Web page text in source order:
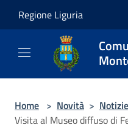
Regione Liguria
Home > Novità > Notizie
Visita al Museo diffuso di